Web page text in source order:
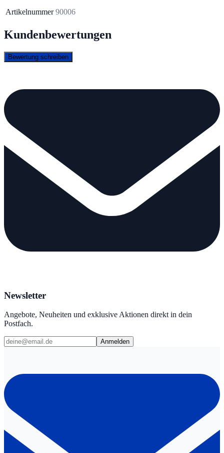
Artikelnummer 90006
Kundenbewertungen
Bewertung schreiben
Newsletter
Angebote, Neuheiten und exklusive Aktionen direkt in dein
Postfach.
Anmelden